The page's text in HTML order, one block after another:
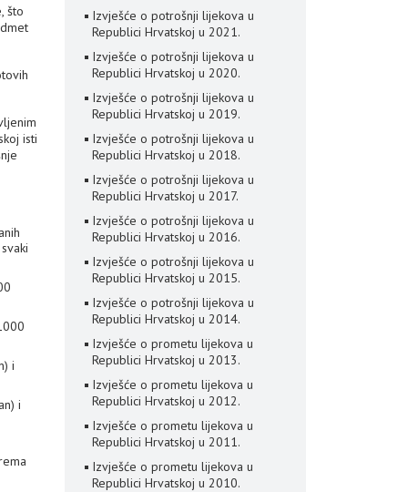
što
isti
i
i
Izvješće o potrošnji lijekova u
Republici Hrvatskoj u 2021.
Izvješće o potrošnji lijekova u
Republici Hrvatskoj u 2020.
Izvješće o potrošnji lijekova u
Republici Hrvatskoj u 2019.
Izvješće o potrošnji lijekova u
Republici Hrvatskoj u 2018.
Izvješće o potrošnji lijekova u
Republici Hrvatskoj u 2017.
Izvješće o potrošnji lijekova u
Republici Hrvatskoj u 2016.
Izvješće o potrošnji lijekova u
Republici Hrvatskoj u 2015.
Izvješće o potrošnji lijekova u
Republici Hrvatskoj u 2014.
Izvješće o prometu lijekova u
Republici Hrvatskoj u 2013.
Izvješće o prometu lijekova u
Republici Hrvatskoj u 2012.
Izvješće o prometu lijekova u
Republici Hrvatskoj u 2011.
Izvješće o prometu lijekova u
Republici Hrvatskoj u 2010.